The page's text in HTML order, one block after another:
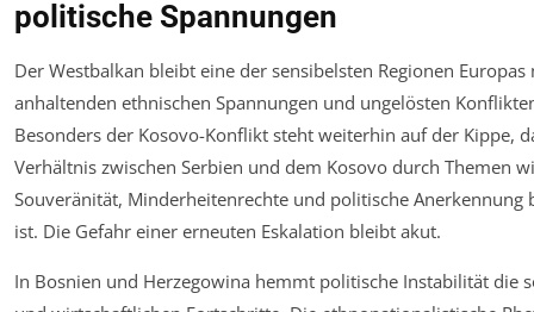
politische Spannungen
Der Westbalkan bleibt eine der sensibelsten Regionen Europas
anhaltenden ethnischen Spannungen und ungelösten
Besonders der Kosovo-Konflikt steht weiterhin auf der Kippe,
Verhältnis zwischen Serbien und dem Kosovo durch Themen
Souveränität, Minderheitenrechte und politische Anerkennung
ist. Die Gefahr einer erneuten Eskalation bleibt akut.
In Bosnien und Herzegowina hemmt politische Instabilität die